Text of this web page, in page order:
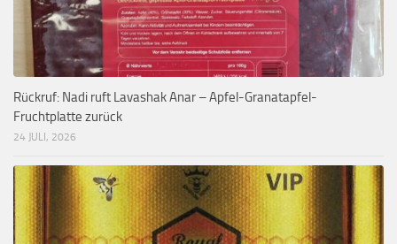
Rückruf: Nadi ruft Lavashak Anar – Apfel-Granatapfel-
Fruchtplatte zurück
24 JULI, 2026